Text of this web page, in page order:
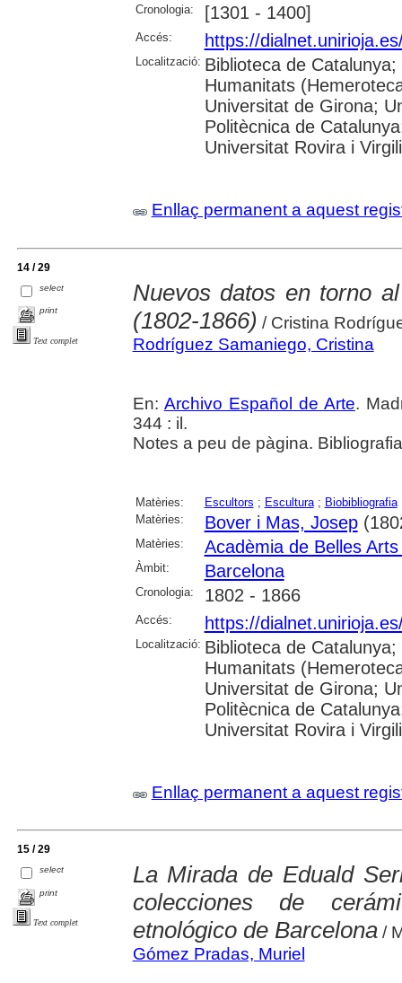
Cronologia: [1301 - 1400]
Accés: https://
Localització: Biblioteca de
Humanitats
Universitat de Girona;
Politècnica de
Universitat Rovira i Virgili
Enllaç permanent a aquest
14 / 29
select
print
Text complet
Nuevos datos en torno
(1802-1866) / Cristina
Rodríguez Samaniego, Cristina
En: Archivo Español de Arte.
344 : il.
Notes a peu de pàgina.
Matèries: Escultors ; Escultura; Biobibliografia
Matèries:
Bover i Mas, Josep
Matèries: Acadèmia de Belles
Àmbit: Barcelona
Cronologia: 1802 - 1866
Accés: https://
Localització: Biblioteca de
Humanitats
Universitat de Girona;
Politècnica de
Universitat Rovira i Virgili
Enllaç permanent a aquest
15 / 29
select
print
Text complet
La Mirada de Eduald
colecciones de
etnológico de Barcelona/
Gómez Pradas, Muriel